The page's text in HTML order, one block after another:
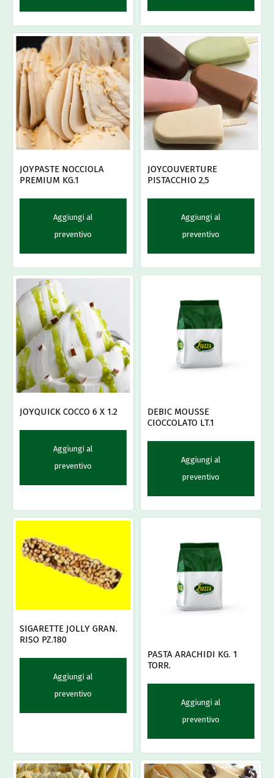
JOYPASTE NOCCIOLA
PREMIUM KG.1
Aggiungi al
preventivo
JOYCOUVERTURE
PISTACCHIO 2,5
Aggiungi al
preventivo
JOYQUICK COCCO 6 X 1.2
Aggiungi al
preventivo
DEBIC MOUSSE
CIOCCOLATO LT.1
Aggiungi al
preventivo
SIGARETTE JOLLY GRAN.
RISO PZ.180
Aggiungi al
preventivo
PASTA ARACHIDI KG. 1
TORR.
Aggiungi al
preventivo